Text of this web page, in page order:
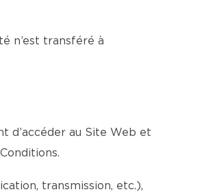
n’est transféré à
d’accéder au Site Web et
transmission, etc.),